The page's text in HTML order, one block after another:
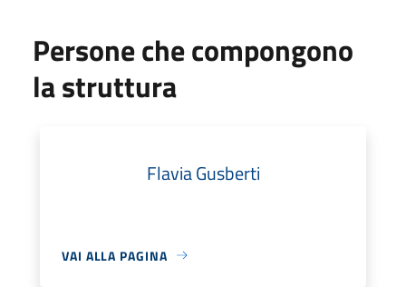
Persone che compongono
la struttura
Flavia Gusberti
VAI ALLA PAGINA